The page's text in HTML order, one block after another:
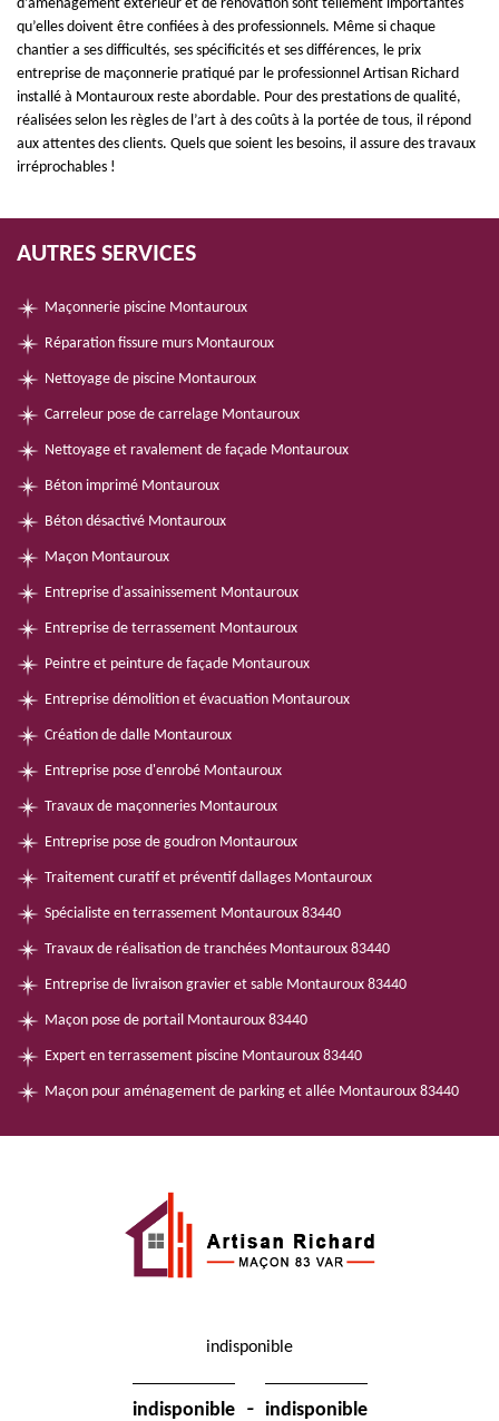
d’aménagement extérieur et de rénovation sont tellement importantes
qu’elles doivent être confiées à des professionnels. Même si chaque
chantier a ses difficultés, ses spécificités et ses différences, le prix
entreprise de maçonnerie pratiqué par le professionnel Artisan Richard
installé à Montauroux reste abordable. Pour des prestations de qualité,
réalisées selon les règles de l’art à des coûts à la portée de tous, il répond
aux attentes des clients. Quels que soient les besoins, il assure des travaux
irréprochables !
AUTRES SERVICES
Maçonnerie piscine Montauroux
Réparation fissure murs Montauroux
Nettoyage de piscine Montauroux
Carreleur pose de carrelage Montauroux
Nettoyage et ravalement de façade Montauroux
Béton imprimé Montauroux
Béton désactivé Montauroux
Maçon Montauroux
Entreprise d'assainissement Montauroux
Entreprise de terrassement Montauroux
Peintre et peinture de façade Montauroux
Entreprise démolition et évacuation Montauroux
Création de dalle Montauroux
Entreprise pose d'enrobé Montauroux
Travaux de maçonneries Montauroux
Entreprise pose de goudron Montauroux
Traitement curatif et préventif dallages Montauroux
Spécialiste en terrassement Montauroux 83440
Travaux de réalisation de tranchées Montauroux 83440
Entreprise de livraison gravier et sable Montauroux 83440
Maçon pose de portail Montauroux 83440
Expert en terrassement piscine Montauroux 83440
Maçon pour aménagement de parking et allée Montauroux 83440
indisponible
indisponible - indisponible